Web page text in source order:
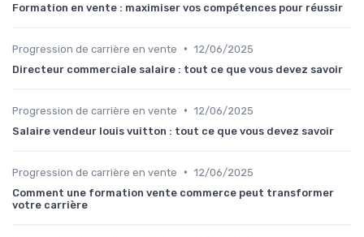
Formation en vente : maximiser vos compétences pour réussir
Progression de carrière en vente • 12/06/2025
Directeur commerciale salaire : tout ce que vous devez savoir
Progression de carrière en vente • 12/06/2025
Salaire vendeur louis vuitton : tout ce que vous devez savoir
Progression de carrière en vente • 12/06/2025
Comment une formation vente commerce peut transformer
votre carrière